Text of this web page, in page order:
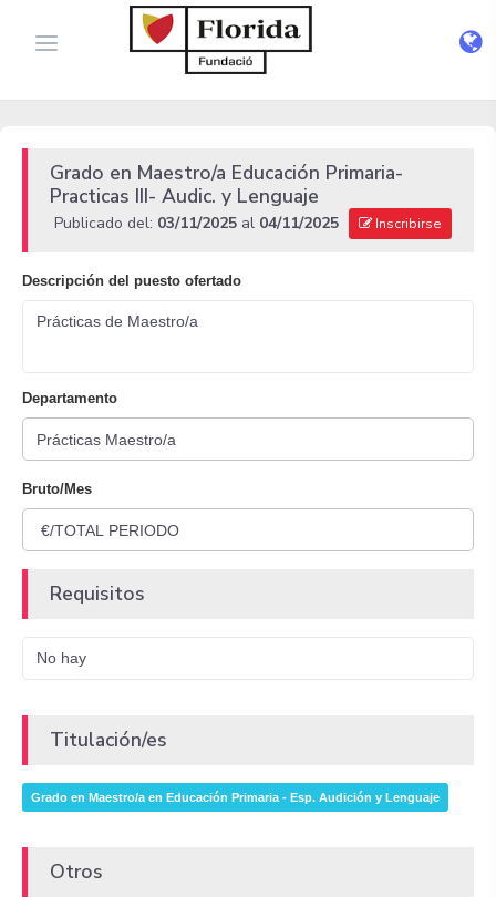
Grado en Maestro/a Educación Primaria-
Practicas III- Audic. y Lenguaje
Publicado del: 03/11/2025 al 04/11/2025 Inscribirse
Descripción del puesto ofertado
Prácticas de Maestro/a
Departamento
Bruto/Mes
Requisitos
No hay
Titulación/es
Grado en Maestro/a en Educación Primaria - Esp. Audición y Lenguaje
Otros